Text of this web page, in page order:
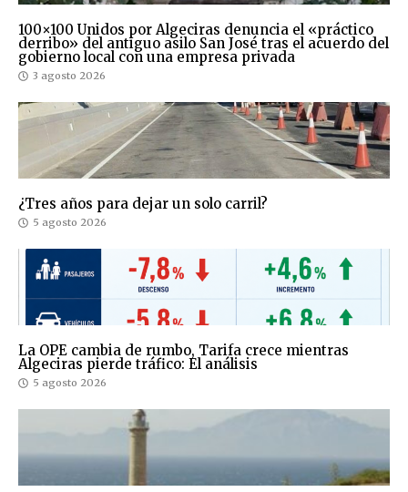
100×100 Unidos por Algeciras denuncia el «práctico
derribo» del antiguo asilo San José tras el acuerdo del
gobierno local con una empresa privada
3 agosto 2026
¿Tres años para dejar un solo carril?
5 agosto 2026
La OPE cambia de rumbo, Tarifa crece mientras
Algeciras pierde tráfico: El análisis
5 agosto 2026